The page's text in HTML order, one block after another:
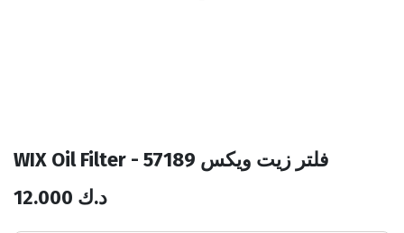
WIX Oil Filter - 57189 فلتر زيت ويكس
12.000 د.ك